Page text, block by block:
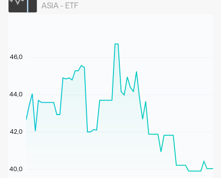
ASIA - ETF
40,0
42,0
44,0
46,0